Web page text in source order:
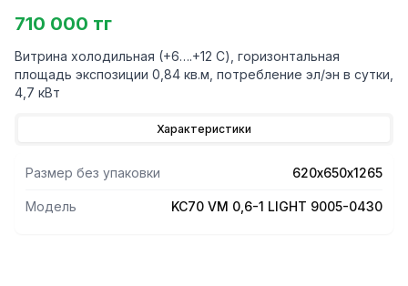
710 000 тг
Витрина холодильная (+6….+12 С), горизонтальная
площадь экспозиции 0,84 кв.м, потребление эл/эн в сутки,
4,7 кВт
Характеристики
Размер без упаковки 620х650х1265
Модель KC70 VM 0,6-1 LIGHT 9005-0430